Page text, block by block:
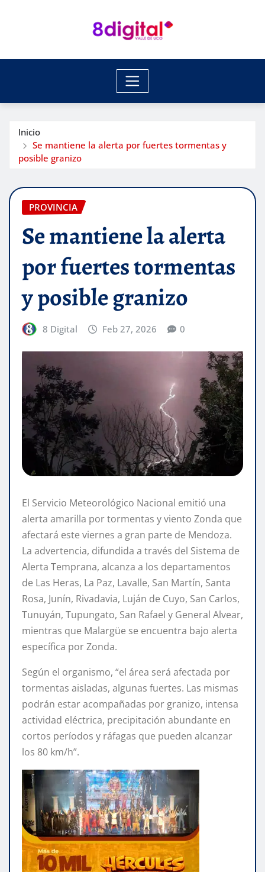
Inicio
Se mantiene la alerta por fuertes tormentas y
posible granizo
PROVINCIA
Se mantiene la alerta
por fuertes tormentas
y posible granizo
8 Digital Feb 27, 2026 0
El Servicio Meteorológico Nacional emitió una
alerta amarilla por tormentas y viento Zonda que
afectará este viernes a gran parte de Mendoza.
La advertencia, difundida a través del Sistema de
Alerta Temprana, alcanza a los departamentos
de Las Heras, La Paz, Lavalle, San Martín, Santa
Rosa, Junín, Rivadavia, Luján de Cuyo, San Carlos,
Tunuyán, Tupungato, San Rafael y General Alvear,
mientras que Malargüe se encuentra bajo alerta
específica por Zonda.
Según el organismo, “el área será afectada por
tormentas aisladas, algunas fuertes. Las mismas
podrán estar acompañadas por granizo, intensa
actividad eléctrica, precipitación abundante en
cortos períodos y ráfagas que pueden alcanzar
los 80 km/h”.